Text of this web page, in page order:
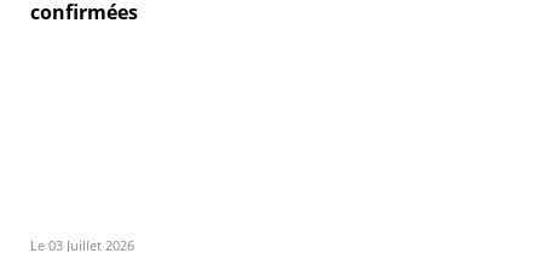
confirmées
Le 03 Juillet 2026